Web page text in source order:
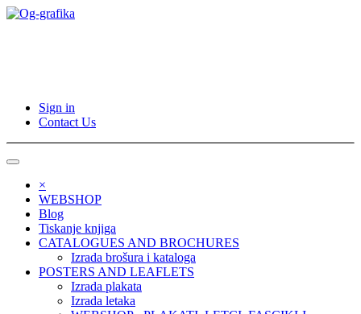
Sign in
Contact Us
×
WEBSHOP
Blog
Tiskanje knjiga
CATALOGUES AND BROCHURES
Izrada brošura i kataloga
POSTERS AND LEAFLETS
Izrada plakata
Izrada letaka